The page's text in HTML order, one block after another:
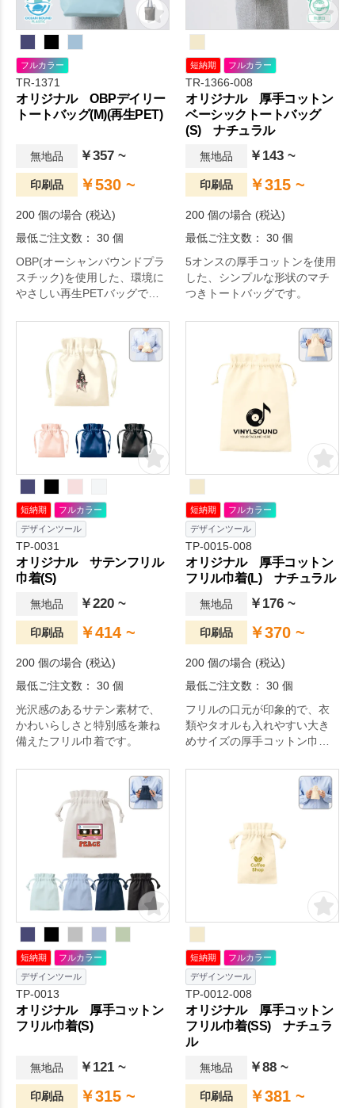
フルカラー
TR-1371
オリジナル OBPデイリー
トートバッグ(M)(再生PET)
無地品 ￥357 ~
印刷品 ￥530 ~
200 個の場合 (税込)
最低ご注文数： 30 個
OBP(オーシャンバウンドプラ
スチック)を使用した、環境に
やさしい再生PETバッグで
短納期 フルカラー
TR-1366-008
オリジナル 厚手コットン
ベーシックトートバッグ
(S) ナチュラル
無地品 ￥143 ~
印刷品 ￥315 ~
200 個の場合 (税込)
最低ご注文数： 30 個
5オンスの厚手コットンを使用
した、シンプルな形状のマチ
つきトートバッグです。
短納期
フルカラー
デザインツール
TP-0031
オリジナル サテンフリル
巾着(S)
無地品 ￥220 ~
印刷品 ￥414 ~
200 個の場合 (税込)
最低ご注文数： 30 個
光沢感のあるサテン素材で、
かわいらしさと特別感を兼ね
備えたフリル巾着です。
短納期
フルカラー
デザインツール
TP-0015-008
オリジナル 厚手コットン
フリル巾着(L) ナチュラル
無地品 ￥176 ~
印刷品 ￥370 ~
200 個の場合 (税込)
最低ご注文数： 30 個
フリルの口元が印象的で、衣
類やタオルも入れやすい大き
めサイズの厚手コットン巾着
短納期
フルカラー
デザインツール
TP-0013
オリジナル 厚手コットン
フリル巾着(S)
無地品 ￥121 ~
印刷品 ￥315 ~
短納期
フルカラー
デザインツール
TP-0012-008
オリジナル 厚手コットン
フリル巾着(SS) ナチュラ
ル
無地品 ￥88 ~
印刷品 ￥381 ~